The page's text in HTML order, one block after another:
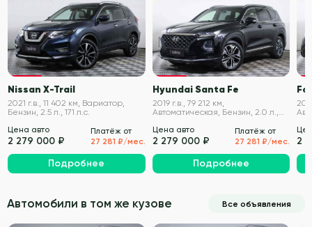
VIN проверен
Nissan X-Trail
2021 г.в., 11 402 км, Вариатор,
Бензин, 2.5 л., 171 л.с.
Цена авто
2 279 000 ₽
Платёж от
27 281 ₽/мес.
Подробнее
VIN проверен
Hyundai Santa Fe
2019 г.в., 79 212 км,
Автоматическая, Бензин, 2.0 л.,
Цена авто
2 279 000 ₽
Платёж от
27 281 ₽/мес.
Подробнее
2
Автомобили в том же кузове Все объявления